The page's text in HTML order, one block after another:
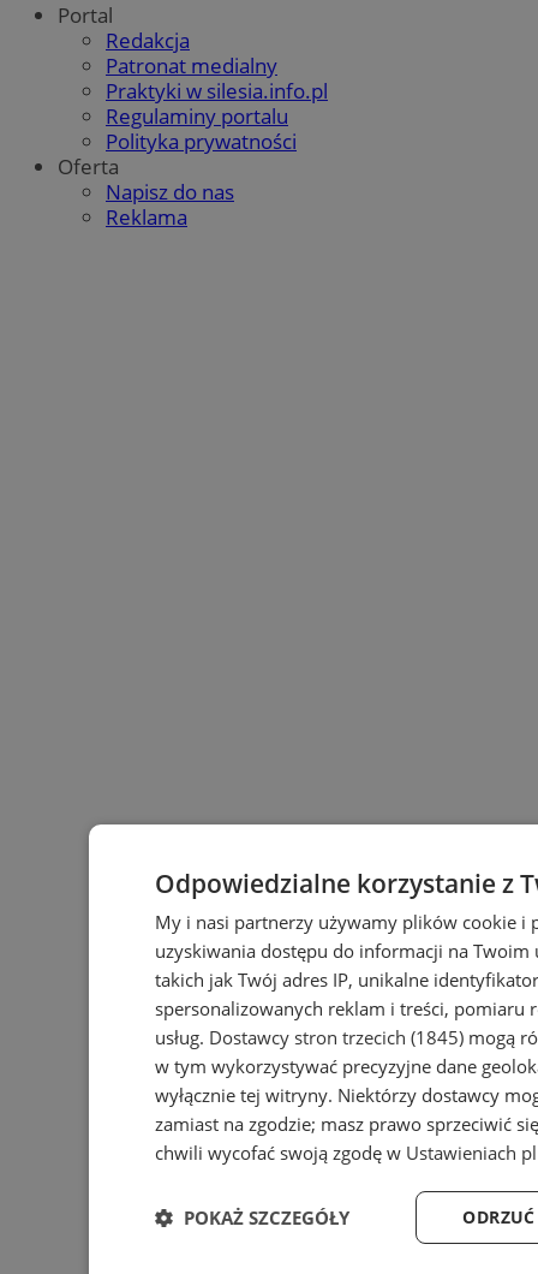
Portal
Redakcja
Patronat medialny
Praktyki w silesia.info.pl
Regulaminy portalu
Polityka prywatności
Oferta
Napisz do nas
Reklama
Odpowiedzialne korzystanie z
My i nasi partnerzy używamy plików cookie
uzyskiwania dostępu do informacji na
takich jak Twój adres IP, unikalne
spersonalizowanych reklam i treści, pomiaru
usług. Dostawcy stron trzecich (1845) mogą
w tym wykorzystywać precyzyjne dane
wyłącznie tej witryny. Niektórzy dostawcy
zamiast na zgodzie; masz prawo sprzeciwić
chwili wycofać swoją zgodę w Ustawieniach
POKAŻ SZCZEGÓŁY